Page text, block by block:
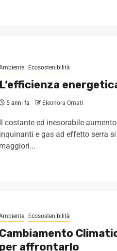
Ecosostenibilità
L’efficienza
5 anni fa Eleonora Ornati
Il costante ed inesorabile
inquinanti e gas ad effetto serra
maggiori...
Ecosostenibilità
Cambiamento
per affrontarlo